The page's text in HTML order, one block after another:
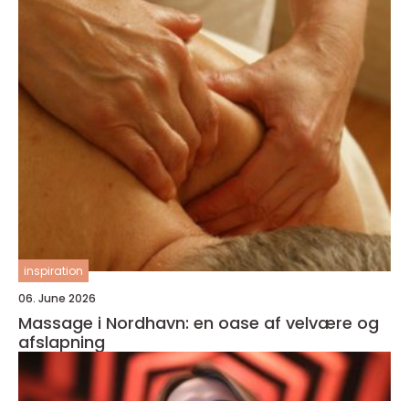
inspiration
06. June 2026
Massage i Nordhavn: en oase af velvære og
afslapning